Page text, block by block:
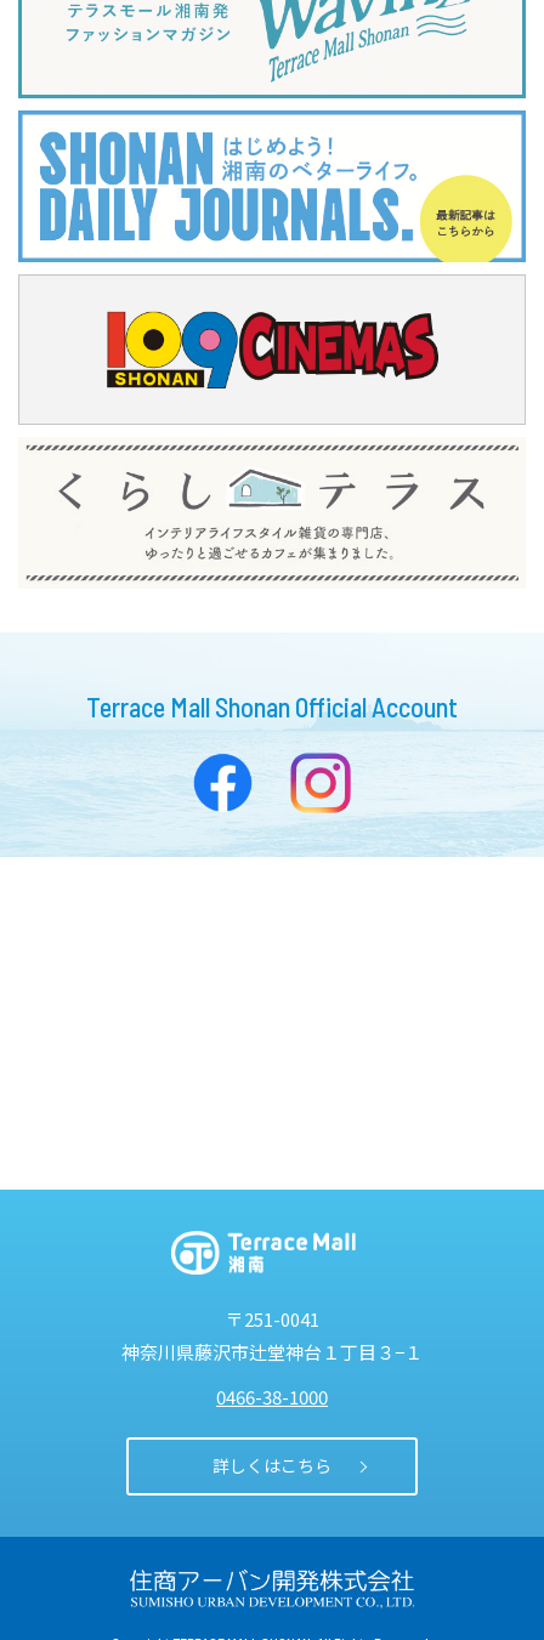
Terrace Mall Shonan Official Account
閉じる
Terrace Mall Shonan Official Account
〒251-0041
神奈川県藤沢市辻堂神台１丁目３−１
0466-38-1000
詳しくはこちら